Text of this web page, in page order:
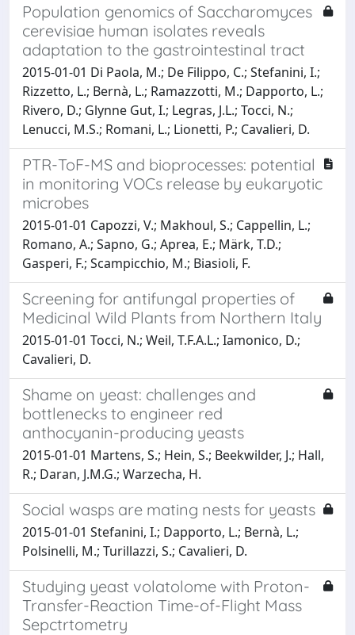
Population genomics of Saccharomyces
cerevisiae human isolates reveals
adaptation to the gastrointestinal tract
2015-01-01 Di Paola, M.; De Filippo, C.; Stefanini, I.;
Rizzetto, L.; Bernà, L.; Ramazzotti, M.; Dapporto, L.;
Rivero, D.; Glynne Gut, I.; Legras, J.L.; Tocci, N.;
Lenucci, M.S.; Romani, L.; Lionetti, P.; Cavalieri, D.
PTR-ToF-MS and bioprocesses: potential
in monitoring VOCs release by eukaryotic
microbes
2015-01-01 Capozzi, V.; Makhoul, S.; Cappellin, L.;
Romano, A.; Sapno, G.; Aprea, E.; Märk, T.D.;
Gasperi, F.; Scampicchio, M.; Biasioli, F.
Screening for antifungal properties of
Medicinal Wild Plants from Northern Italy
2015-01-01 Tocci, N.; Weil, T.F.A.L.; Iamonico, D.;
Cavalieri, D.
Shame on yeast: challenges and
bottlenecks to engineer red
anthocyanin-producing yeasts
2015-01-01 Martens, S.; Hein, S.; Beekwilder, J.; Hall,
R.; Daran, J.M.G.; Warzecha, H.
Social wasps are mating nests for yeasts
2015-01-01 Stefanini, I.; Dapporto, L.; Bernà, L.;
Polsinelli, M.; Turillazzi, S.; Cavalieri, D.
Studying yeast volatolome with Proton-
Transfer-Reaction Time-of-Flight Mass
Sepctrtometry